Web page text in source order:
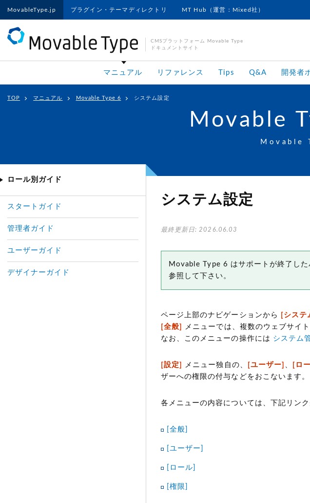
MovableType.jp プラグイン・テーマディレクトリ MT Hub（運営：Mixed社）
CMSプラットフォーム Movable Type
ドキュメントサイト
マニュアル リファレンス Tips Q&A 開発者
TOP マニュアル Movable Type 6 システム設定
Movable
Movable
システム設定
最終更新日: 2026.06.03
Movable Type 6 はサポートが終了し
参照して下さい。
ページ上部のナビゲーションから [システ
[全般]
メニューでは、複数のウェブサイ
なお、このメニューの操作には システム
[設定] メニュー独自の、 [ユーザー] 、 [ロ
ザーへの権限の付与などをおこないます。
各メニューの内容については、下記リン
[全般]
[ユーザー]
[ロール]
[権限]
ロール別ガイド
スタートガイド
管理者ガイド
ユーザーガイド
デザイナーガイド